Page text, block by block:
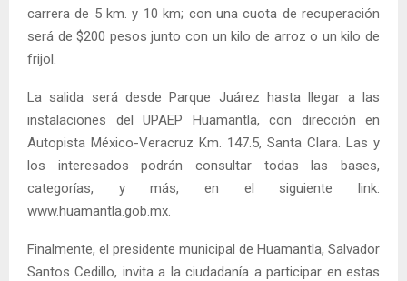
carrera de 5 km. y 10 km; con una cuota de recuperación
será de $200 pesos junto con un kilo de arroz o un kilo de
frijol.
La salida será desde Parque Juárez hasta llegar a las
instalaciones del UPAEP Huamantla, con dirección en
Autopista México-Veracruz Km. 147.5, Santa Clara. Las y
los interesados podrán consultar todas las bases,
categorías, y más, en el siguiente link:
www.huamantla.gob.mx.
Finalmente, el presidente municipal de Huamantla, Salvador
Santos Cedillo, invita a la ciudadanía a participar en estas